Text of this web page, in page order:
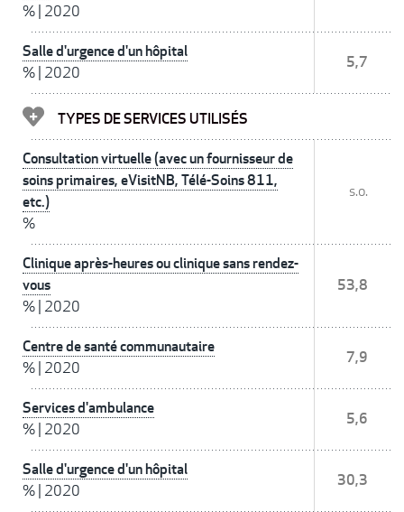
% 2020
Salle d'urgence d'un hôpital
% 2020
5,7
TYPES DE SERVICES UTILISÉS
Consultation virtuelle (avec un fournisseur de
soins primaires, eVisitNB, Télé-Soins 811,
etc.)
%
s.o.
Clinique après-heures ou clinique sans rendez-
vous
% 2020
53,8
Centre de santé communautaire
% 2020
7,9
Services d'ambulance
% 2020
5,6
Salle d'urgence d'un hôpital
% 2020
30,3